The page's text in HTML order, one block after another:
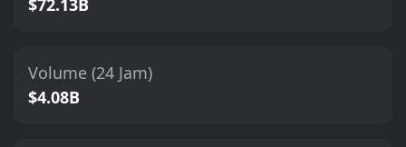
$72.13B
Volume (24 Jam)
$4.08B